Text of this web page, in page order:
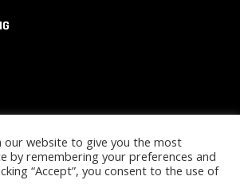
our website to give you the most
by remembering your preferences and
“Accept”, you consent to the use of